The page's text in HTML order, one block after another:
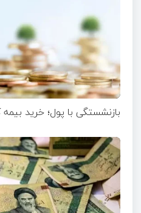
بازنشستگی با پول؛ خرید